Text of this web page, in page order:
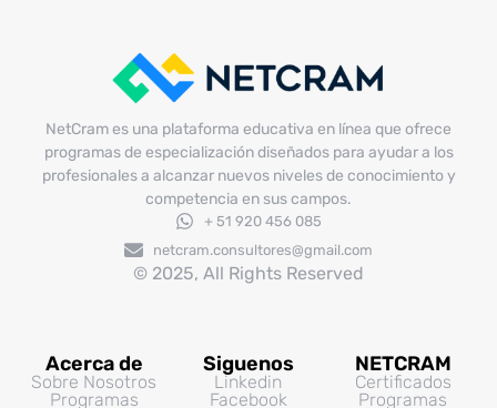
NetCram es una plataforma educativa en línea que ofrece
programas de especialización diseñados para ayudar a los
profesionales a alcanzar nuevos niveles de conocimiento y
competencia en sus campos.
+ 51 920 456 085
netcram.consultores@gmail.com
© 2025, All Rights Reserved
Acerca de
Sobre Nosotros
Programas
Siguenos
Linkedin
Facebook
NETCRAM
Certificados
Programas